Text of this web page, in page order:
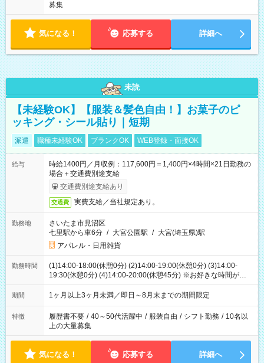
募集
気になる！ 応募する 詳細へ
未読
【未経験OK】【服装＆髪色自由！】お菓子のピ
ッキング・シール貼り｜短期
派遣 職種未経験OK ブランクOK WEB登録・面接OK
給与
時給1400円／月収例：117,600円＝1,400円×4時間×21日勤務の
場合＋交通費別途支給
交通費別途支給あり
交通費 実費支給／当社規定あり。
勤務地
さいたま市見沼区
七里駅から車6分 / 大宮公園駅 / 大宮(埼玉県)駅
アパレル・日用雑貨
勤務時間
(1)14:00-18:00(休憩0分) (2)14:00-19:00(休憩0分) (3)14:00-
19:30(休憩0分) (4)14:00-20:00(休憩45分) ※お好きな時間が選べ
ます
期間 1ヶ月以上3ヶ月未満／即日～8月末までの期間限定
特徴 履歴書不要 / 40～50代活躍中 / 服装自由 / シフト勤務 / 10名以
上の大量募集
気になる！ 応募する 詳細へ